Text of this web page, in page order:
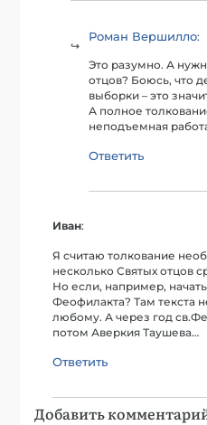
Роман Вершилло:
Это разумно. А
отцов? Боюсь, что
выборки – это
А полное
неподъемная
Ответить
Иван:
Я считаю толкование
несколько Святых отцов
Но если, например,
Феофилакта? Там текста
любому. А через год
потом Аверкия Таушева…
Ответить
Добавить